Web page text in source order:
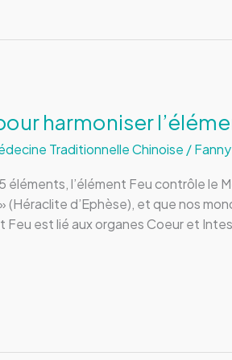
harmoniser
Traditionnelle Chinoise /
éléments, l’élément Feu contrôle le
(Héraclite d’Ephèse), et que nos
est lié aux organes Coeur et